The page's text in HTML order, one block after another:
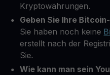
Kryptowährungen.
Geben Sie Ihre
Sie haben noch keine
erstellt nach der
Sie.
Wie kann man sein